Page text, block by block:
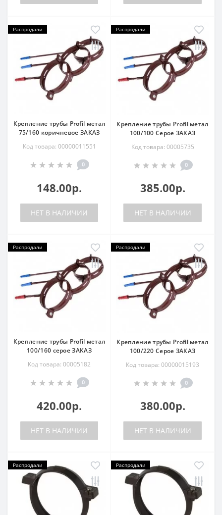
Распродали
Крепление трубы Profil метал
75/160 коричневое ЗАКАЗ
Код товара: 00000011551
0
148.00р.
НЕТ В НАЛИЧИИ
Распродали
Крепление трубы Profil метал
100/100 Серое ЗАКАЗ
Код товара: 00005735
0
385.00р.
НЕТ В НАЛИЧИИ
Распродали
Крепление трубы Profil метал
100/160 серое ЗАКАЗ
Код товара: 00005182
0
420.00р.
НЕТ В НАЛИЧИИ
Распродали
Крепление трубы Profil метал
100/220 Серое ЗАКАЗ
Код товара: 00000015193
0
380.00р.
НЕТ В НАЛИЧИИ
Распродали Распродали